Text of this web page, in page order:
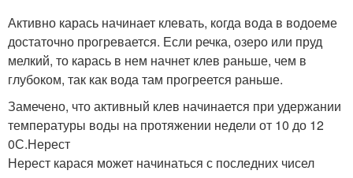
Активно карась начинает клевать, когда вода в водоеме
достаточно прогревается. Если речка, озеро или пруд
мелкий, то карась в нем начнет клев раньше, чем в
глубоком, так как вода там прогреется раньше.
Замечено, что активный клев начинается при удержании
температуры воды на протяжении недели от 10 до 12
0С.Нерест
Нерест карася может начинаться с последних чисел